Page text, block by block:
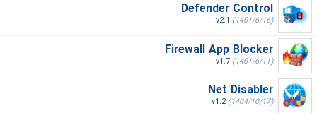
Defender Control
v2.1 (1401/6/16)
Firewall App Blocker
v1.7 (1401/6/11)
Net Disabler
v1.2(1404/10/17)